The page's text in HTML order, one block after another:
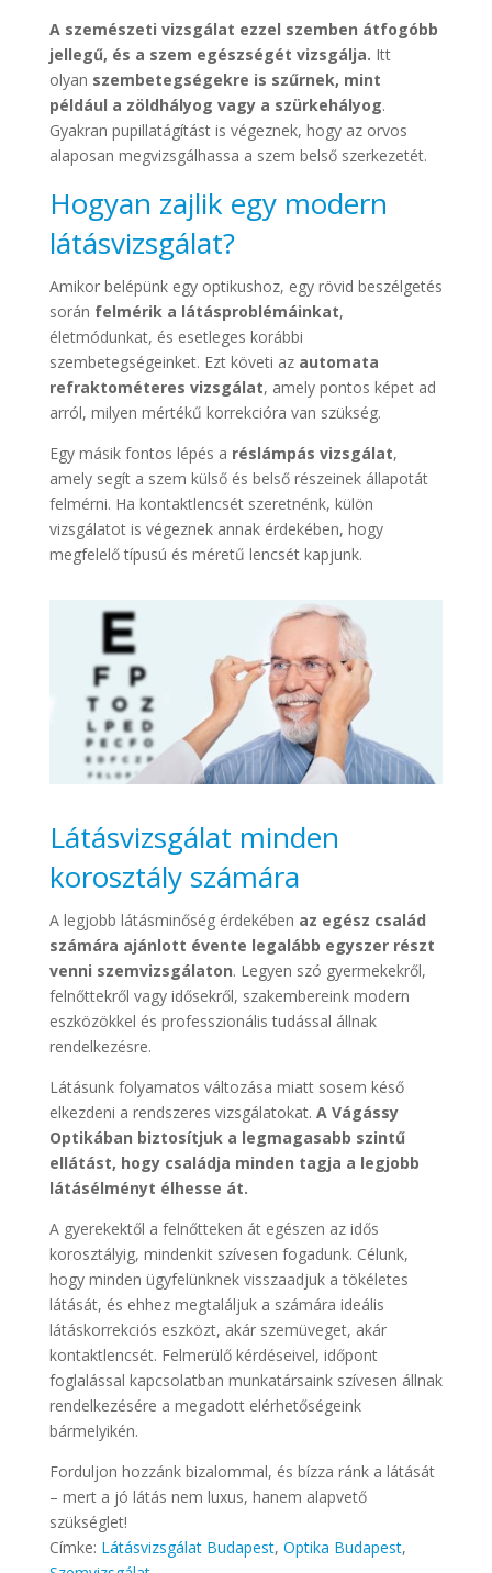
A szemészeti vizsgálat ezzel szemben átfogóbb
jellegű, és a szem egészségét vizsgálja. Itt
olyan szembetegségekre is szűrnek, mint
például a zöldhályog vagy a szürkehályog.
Gyakran pupillatágítást is végeznek, hogy az orvos
alaposan megvizsgálhassa a szem belső szerkezetét.
Hogyan zajlik egy modern
látásvizsgálat?
Amikor belépünk egy optikushoz, egy rövid beszélgetés
során felmérik a látásproblémáinkat,
életmódunkat, és esetleges korábbi
szembetegségeinket. Ezt követi azautomata
refraktométeres vizsgálat, amely pontos képet ad
arról, milyen mértékű korrekcióra van szükség.
Egy másik fontos lépés a réslámpás vizsgálat,
amely segít a szem külső és belső részeinek állapotát
felmérni. Ha kontaktlencsét szeretnénk, külön
vizsgálatot is végeznek annak érdekében, hogy
megfelelő típusú és méretű lencsét kapjunk.
Látásvizsgálat minden
korosztály számára
A legjobb látásminőség érdekében az egész család
számára ajánlott évente legalább egyszer részt
venni szemvizsgálaton. Legyen szó gyermekekről,
felnőttekről vagy idősekről, szakembereink modern
eszközökkel és professzionális tudással állnak
rendelkezésre.
Látásunk folyamatos változása miatt sosem késő
elkezdeni a rendszeres vizsgálatokat. A Vágássy
Optikában biztosítjuk a legmagasabb szintű
ellátást, hogy családja minden tagja a legjobb
látásélményt élhesse át.
A gyerekektől a felnőtteken át egészen az idős
korosztályig, mindenkit szívesen fogadunk. Célunk,
hogy minden ügyfelünknek visszaadjuk a tökéletes
látását, és ehhez megtaláljuk a számára ideális
látáskorrekciós eszközt, akár szemüveget, akár
kontaktlencsét. Felmerülő kérdéseivel, időpont
foglalással kapcsolatban munkatársaink szívesen állnak
rendelkezésére a megadott elérhetőségeink
bármelyikén.
Forduljon hozzánk bizalommal, és bízza ránk a látását
– mert a jó látás nem luxus, hanem alapvető
szükséglet!
Címke: Látásvizsgálat Budapest, Optika Budapest,